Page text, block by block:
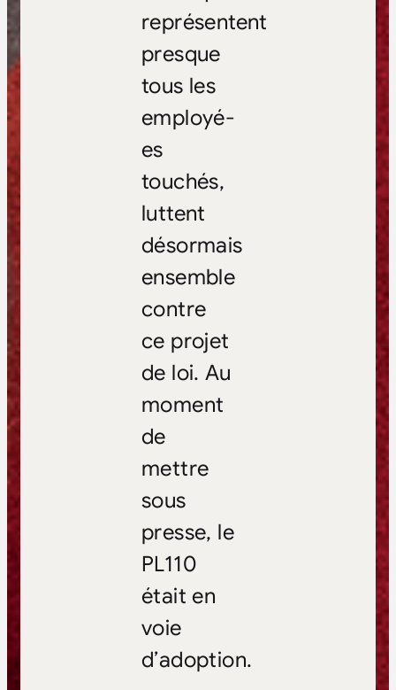
représentent
presque
tous les
employé-
es
touchés,
luttent
désormais
ensemble
contre
ce projet
de loi. Au
moment
de
mettre
sous
presse, le
PL110
était en
voie
d’adoption.